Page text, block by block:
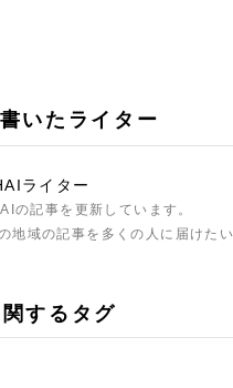
いたライター
ライター
の記事を更新しています。
地域の記事を多くの人に届けたい
するタグ